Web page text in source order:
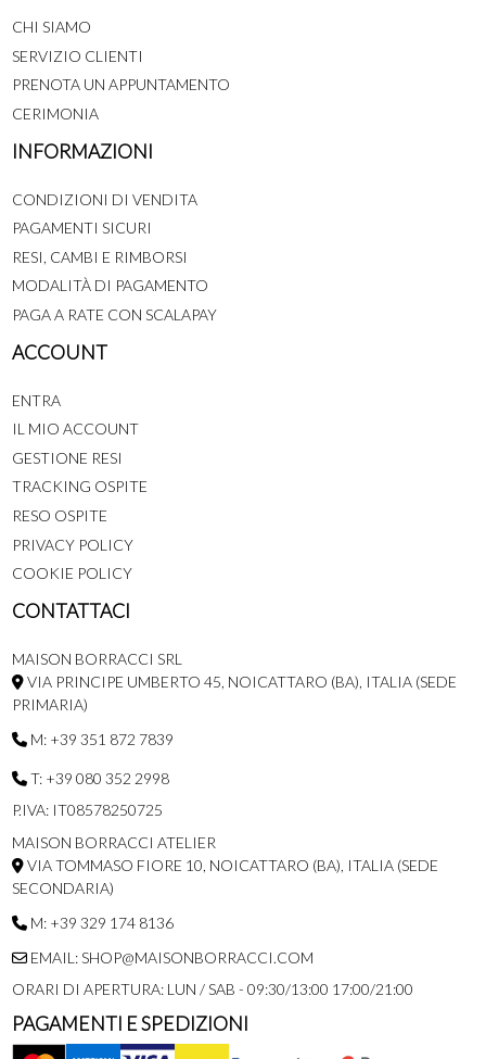
CHI SIAMO
SERVIZIO CLIENTI
PRENOTA UN APPUNTAMENTO
CERIMONIA
INFORMAZIONI
CONDIZIONI DI VENDITA
PAGAMENTI SICURI
RESI, CAMBI E RIMBORSI
MODALITÀ DI PAGAMENTO
PAGA A RATE CON SCALAPAY
ACCOUNT
ENTRA
IL MIO ACCOUNT
GESTIONE RESI
TRACKING OSPITE
RESO OSPITE
PRIVACY POLICY
COOKIE POLICY
CONTATTACI
MAISON BORRACCI SRL
VIA PRINCIPE UMBERTO 45, NOICATTARO (BA), ITALIA (SEDE
PRIMARIA)
M: +39 351 872 7839
T: +39 080 352 2998
P.IVA: IT08578250725
MAISON BORRACCI ATELIER
VIA TOMMASO FIORE 10, NOICATTARO (BA), ITALIA (SEDE
SECONDARIA)
M: +39 329 174 8136
EMAIL: SHOP@MAISONBORRACCI.COM
ORARI DI APERTURA: LUN / SAB - 09:30/13:00 17:00/21:00
PAGAMENTI E SPEDIZIONI